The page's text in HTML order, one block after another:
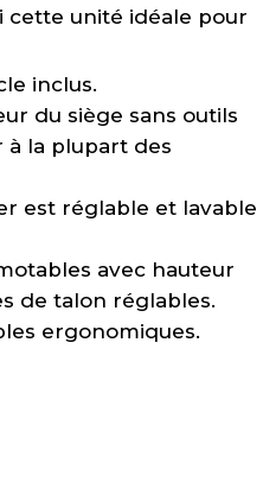
cette unité idéale pour
inclus.
du siège sans outils
à la plupart des
est réglable et lavable
avec hauteur
de talon réglables.
ergonomiques.